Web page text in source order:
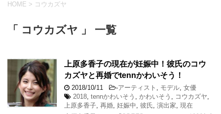
HOME > コウカズヤ
「 コウカズヤ 」 一覧
上原多香子の現在が妊娠中！彼氏のコウ
カズヤと再婚でtennかわいそう！
2018/10/11 -アーティスト モデル 女優
2018 tennかわいそう かわいそう コウカズヤ
上原多香子 再婚 妊娠中 彼氏 演出家 現在